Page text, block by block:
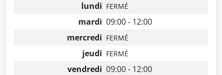
lundi FERMÉ
mardi 09:00 - 12:00
mercredi FERMÉ
jeudi FERMÉ
vendredi 09:00 - 12:00